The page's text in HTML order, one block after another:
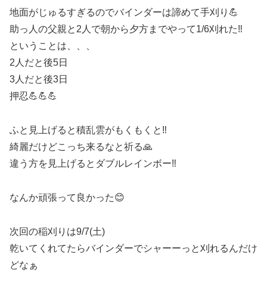
地面がじゅるすぎるのでバインダーは諦めて手刈り💪
助っ人の父親と2人で朝から夕方までやって1/6刈れた‼️
ということは、、、
2人だと後5日
3人だと後3日
押忍💪💪💪
ふと見上げると積乱雲がもくもくと‼️
綺麗だけどこっち来るなと祈る🙏
違う方を見上げるとダブルレインボー‼️
なんか頑張って良かった😊
次回の稲刈りは9/7(土)
乾いてくれてたらバインダーでシャーーっと刈れるんだけ
どなぁ